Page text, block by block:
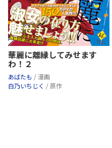
華麗に離縁してみせます
わ！２
あばたも / 漫画
白乃いちじく / 原作